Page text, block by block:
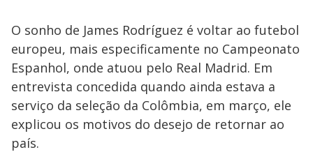
O sonho de James Rodríguez é voltar ao futebol
europeu, mais especificamente no Campeonato
Espanhol, onde atuou pelo Real Madrid. Em
entrevista concedida quando ainda estava a
serviço da seleção da Colômbia, em março, ele
explicou os motivos do desejo de retornar ao
país.